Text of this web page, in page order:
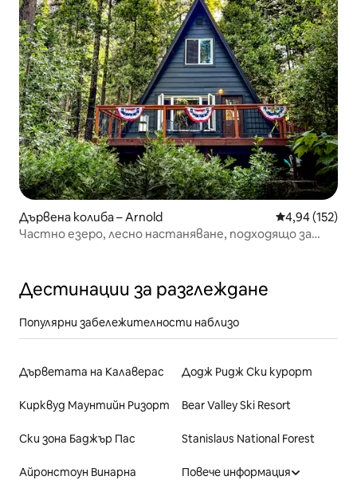
Дървена колиба – Arnold Средна
4,94 (152)
Частно езеро, лесно настаняване, подходящо за
Дестинации за разглеждане
Популярни забележителности наблизо
Дърветата на Калаверас Додж Ридж Ски курорт
Кирквуд Маунтийн Ризорт Bear Valley Ski Resort
Ски зона Баджър Пас Stanislaus National Forest
Айронстоун Винарна Повече информация